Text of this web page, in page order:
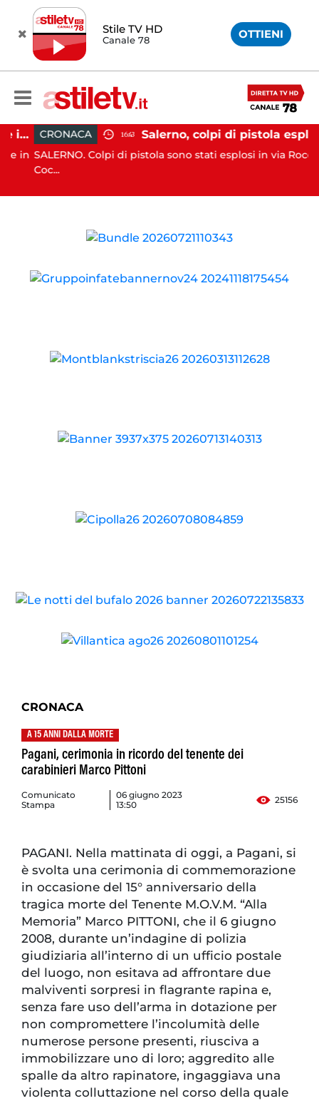
Stile TV HD
Canale 78 OTTIENI
Altavilla Silentina, incidente in moto nella notte: 19enne in prognosi riservata
in
CRONACA 16:43
SALERNO. Colpi di pistola sono stati esplosi in via Rocco
Coc...
CRONACA
A 15 ANNI DALLA MORTE
Pagani, cerimonia in ricordo del tenente dei
carabinieri Marco Pittoni
Comunicato
Stampa
06 giugno 2023
13:50
25156
PAGANI. Nella mattinata di oggi, a Pagani, si
è svolta una cerimonia di commemorazione
in occasione del 15° anniversario della
tragica morte del Tenente M.O.V.M. “Alla
Memoria” Marco PITTONI, che il 6 giugno
2008, durante un’indagine di polizia
giudiziaria all’interno di un ufficio postale
del luogo, non esitava ad affrontare due
malviventi sorpresi in flagrante rapina e,
senza fare uso dell’arma in dotazione per
non compromettere l’incolumità delle
numerose persone presenti, riusciva a
immobilizzare uno di loro; aggredito alle
spalle da altro rapinatore, ingaggiava una
violenta colluttazione nel corso della quale